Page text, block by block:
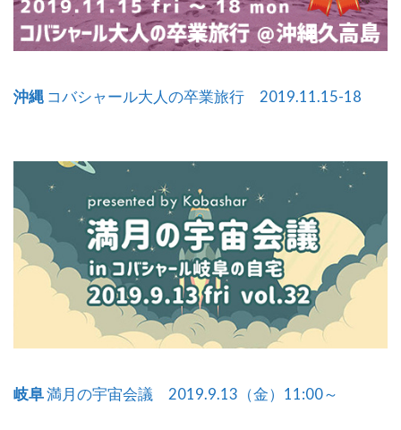
沖縄 コバシャール大人の卒業旅行 2019.11.15-18
岐阜満月の宇宙会議 2019.9.13（金）11:00～